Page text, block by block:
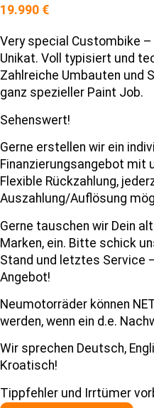
19.990 €
Very special Custombike –
Unikat. Voll typisiert und
Zahlreiche Umbauten und
ganz spezieller Paint Job.
Sehenswert!
Gerne erstellen wir ein
Finanzierungsangebot mit
Flexible Rückzahlung,
Auszahlung/Auflösung
Gerne tauschen wir Dein
Marken, ein. Bitte schick
Stand und letztes Service
Angebot!
Neumotorräder können
werden, wenn ein d.e.
Wir sprechen Deutsch,
Kroatisch!
Tippfehler und Irrtümer